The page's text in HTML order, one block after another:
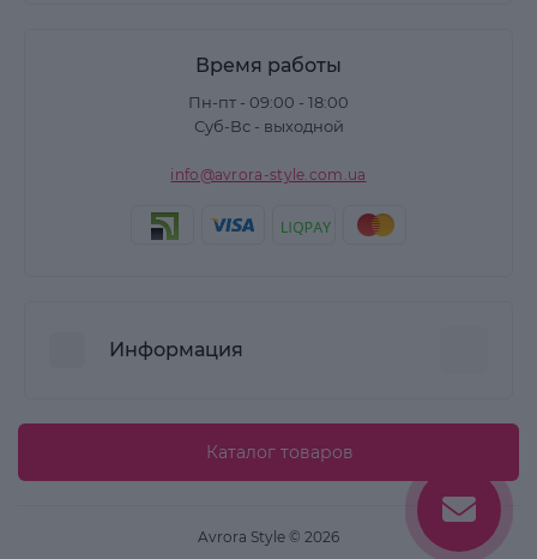
Время работы
Пн-пт - 09:00 - 18:00
Суб-Вс - выходной
info@avrora-style.com.ua
Информация
Пользовательское соглашение
Каталог товаров
Avrora Style © 2026